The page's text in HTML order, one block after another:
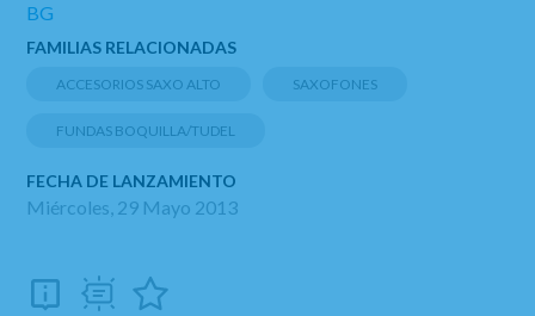
BG
FAMILIAS RELACIONADAS
ACCESORIOS SAXO ALTO SAXOFONES
FUNDAS BOQUILLA/TUDEL
FECHA DE LANZAMIENTO
Miércoles, 29 Mayo 2013